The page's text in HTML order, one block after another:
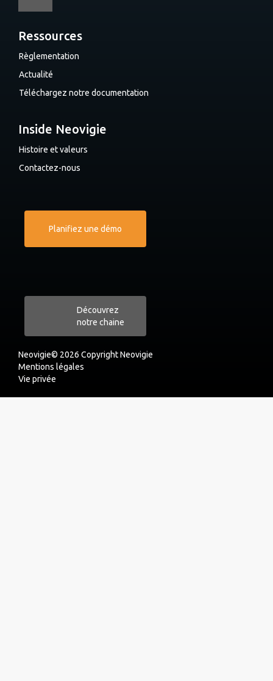
Ressources
Règlementation
Actualité
Téléchargez notre documentation
Inside Neovigie
Histoire et valeurs
Contactez-nous
Planifiez une démo
Découvrez
notre chaine
Neovigie© 2026 Copyright Neovigie
Mentions légales
Vie privée